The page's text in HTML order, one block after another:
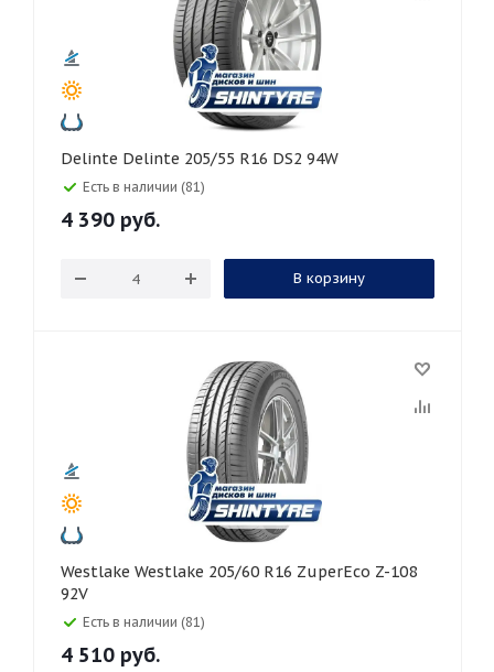
Delinte Delinte 205/55 R16 DS2 94W
Есть в наличии (81)
4 390 руб.
В корзину
Westlake Westlake 205/60 R16 ZuperEco Z-108
92V
Есть в наличии (81)
4 510 руб.